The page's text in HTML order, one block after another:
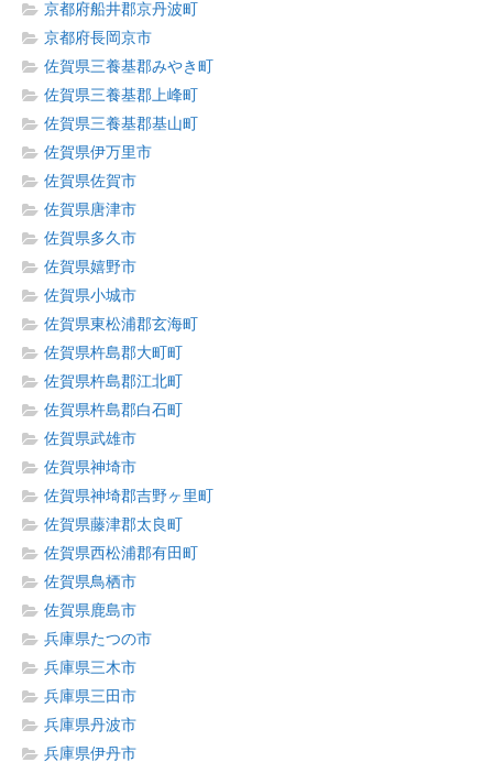
京都府船井郡京丹波町
京都府長岡京市
佐賀県三養基郡みやき町
佐賀県三養基郡上峰町
佐賀県三養基郡基山町
佐賀県伊万里市
佐賀県佐賀市
佐賀県唐津市
佐賀県多久市
佐賀県嬉野市
佐賀県小城市
佐賀県東松浦郡玄海町
佐賀県杵島郡大町町
佐賀県杵島郡江北町
佐賀県杵島郡白石町
佐賀県武雄市
佐賀県神埼市
佐賀県神埼郡吉野ヶ里町
佐賀県藤津郡太良町
佐賀県西松浦郡有田町
佐賀県鳥栖市
佐賀県鹿島市
兵庫県たつの市
兵庫県三木市
兵庫県三田市
兵庫県丹波市
兵庫県伊丹市